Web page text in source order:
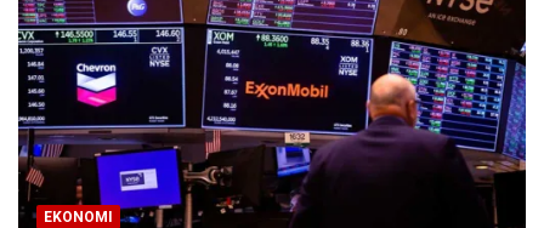
EKONOMI